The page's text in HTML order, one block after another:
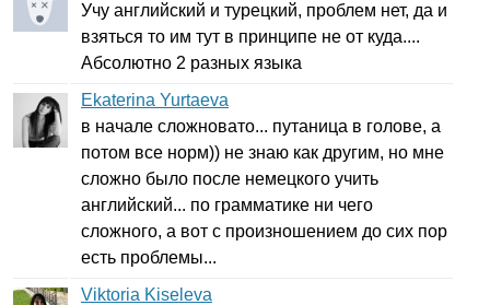
Учу английский и турецкий, проблем нет, да и
взяться то им тут в принципе не от куда....
Абсолютно 2 разных языка
Ekaterina Yurtaeva
в начале сложновато... путаница в голове, а
потом все норм)) не знаю как другим, но мне
сложно было после немецкого учить
английский... по грамматике ни чего
сложного, а вот с произношением до сих пор
есть проблемы...
Viktoria Kiseleva